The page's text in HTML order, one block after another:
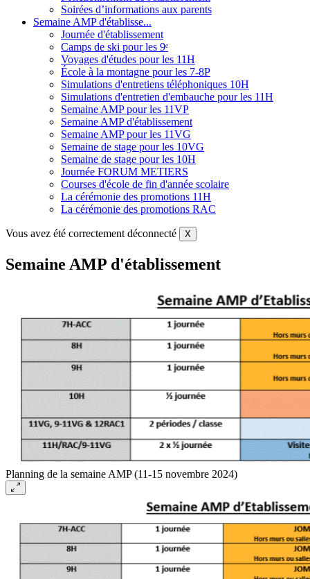
Soirées d’informations aux parents
Semaine AMP d'établisse...
Journée d'établissement
Camps de ski pour les 9ᵉ
Voyages d'études pour les 11H
École à la montagne pour les 7-8P
Simulations d'entretiens téléphoniques 10H
Simulations d'entretien d'embauche pour les 11H
Semaine AMP pour les 11VP
Semaine AMP d'établissement
Semaine AMP pour les 11VG
Semaine de stage pour les 10VG
Semaine de stage pour les 10H
Journée FORUM METIERS
Courses d'école de fin d'année scolaire
La cérémonie des promotions 11H
La cérémonie des promotions RAC
Vous avez été correctement déconnecté X
Semaine AMP d'établissement
Planning de la semaine AMP (11-15 novembre 2024)